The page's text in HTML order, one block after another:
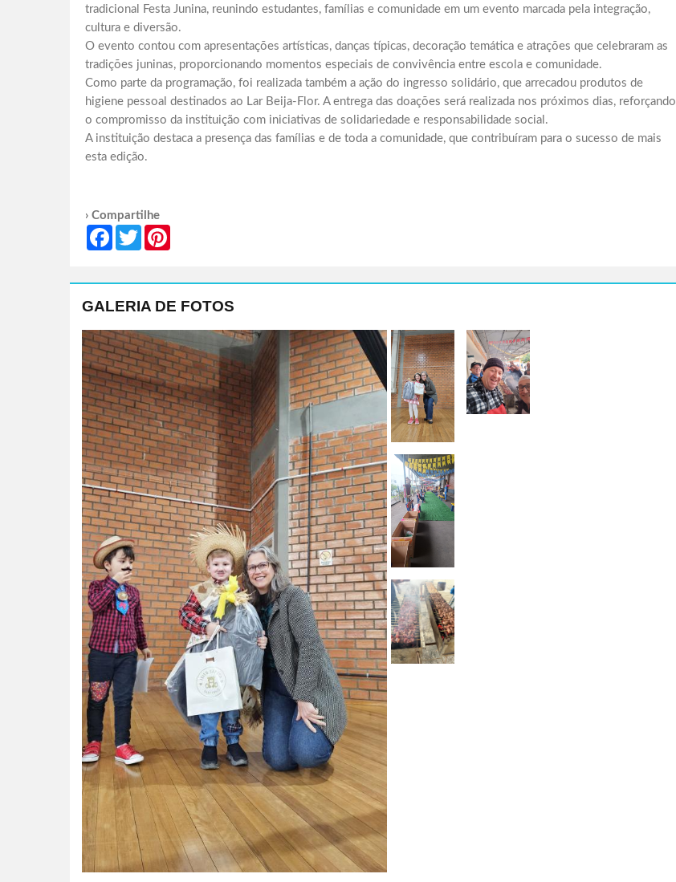
tradicional Festa Junina, reunindo estudantes, famílias e comunidade em um evento marcada pela integração,
cultura e diversão.
O evento contou com apresentações artísticas, danças típicas, decoração temática e atrações que celebraram as
tradições juninas, proporcionando momentos especiais de convivência entre escola e comunidade.
Como parte da programação, foi realizada também a ação do ingresso solidário, que arrecadou produtos de
higiene pessoal destinados ao Lar Beija-Flor. A entrega das doações será realizada nos próximos dias, reforçando
o compromisso da instituição com iniciativas de solidariedade e responsabilidade social.
A instituição destaca a presença das famílias e de toda a comunidade, que contribuíram para o sucesso de mais
esta edição.
› Compartilhe
Facebook
Twitter
GALERIA DE FOTOS